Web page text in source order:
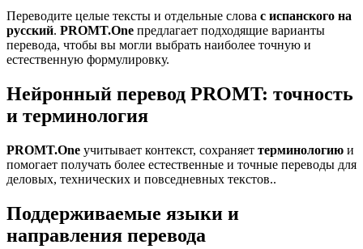
Переводите целые тексты и отдельные слова с испанского на
русский. PROMT.One предлагает подходящие варианты
перевода, чтобы вы могли выбрать наиболее точную и
естественную формулировку.
Нейронный перевод PROMT: точность
и терминология
PROMT.One учитывает контекст, сохраняет терминологию и
помогает получать более естественные и точные переводы для
деловых, технических и повседневных текстов..
Поддерживаемые языки и
направления перевода